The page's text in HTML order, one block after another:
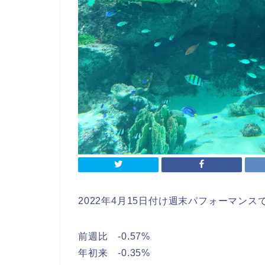
2022年4月15日付け週末パフォーマンス
前週比 -0.57%
年初来 -0.35%